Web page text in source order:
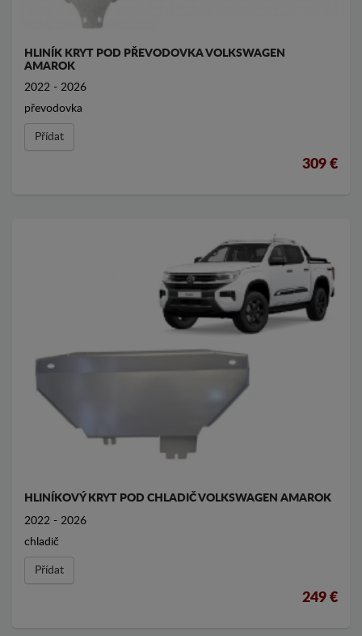
HLINÍK KRYT POD PŘEVODOVKA VOLKSWAGEN
AMAROK
2022 - 2026
převodovka
Přídat
309 €
HLINÍKOVÝ KRYT POD CHLADIČ VOLKSWAGEN AMAROK
2022 - 2026
chladič
Přídat
249 €